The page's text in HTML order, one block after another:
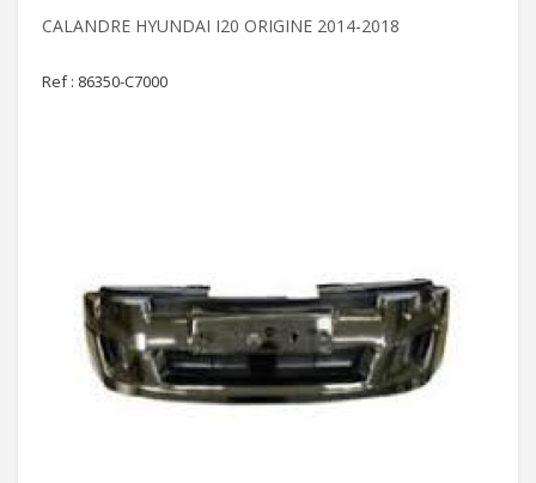
CALANDRE HYUNDAI I20 ORIGINE 2014-2018
Ref : 86350-C7000